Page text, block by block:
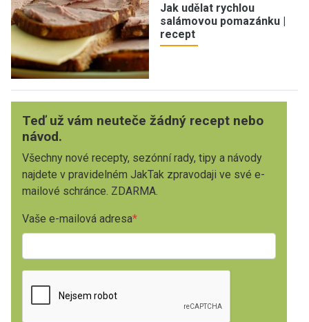
Jak udělat rychlou
salámovou pomazánku |
recept
Teď už vám neuteče žádný recept nebo
návod.
Všechny nové recepty, sezónní rady, tipy a návody
najdete v pravidelném JakTak zpravodaji ve své e-
mailové schránce. ZDARMA.
Vaše e-mailová adresa